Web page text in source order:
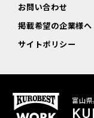
お問い合わせ
掲載希望の企業様へ
サイトポリシー
富山